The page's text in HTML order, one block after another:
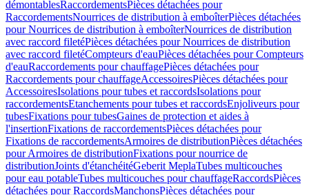
démontablesRaccordementsPièces détachées pour
RaccordementsNourrices de distribution à emboîterPièces détachées
pour Nourrices de distribution à emboîterNourrices de distribution
avec raccord filetéPièces détachées pour Nourrices de distribution
avec raccord filetéCompteurs d'eauPièces détachées pour Compteurs
d'eauRaccordements pour chauffagePièces détachées pour
Raccordements pour chauffageAccessoiresPièces détachées pour
AccessoiresIsolations pour tubes et raccordsIsolations pour
raccordementsEtanchements pour tubes et raccordsEnjoliveurs pour
tubesFixations pour tubesGaines de protection et aides à
l'insertionFixations de raccordementsPièces détachées pour
Fixations de raccordementsArmoires de distributionPièces détachées
pour Armoires de distributionFixations pour nourrice de
distributionJoints d'étanchéitéGeberit MeplaTubes multicouches
pour eau potableTubes multicouches pour chauffageRaccordsPièces
détachées pour RaccordsManchonsPièces détachées pour